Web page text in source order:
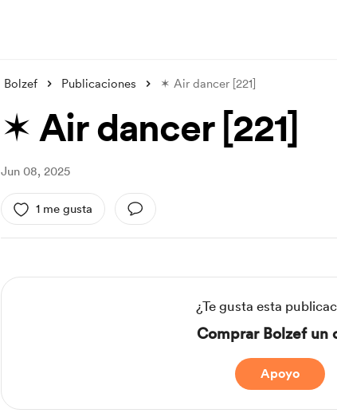
Bolzef Publicaciones ✶ Air dancer [221]
✶ Air dancer [221]
Jun 08, 2025
1 me gusta
¿Te gusta esta
Comprar Bolzef un
Apoyo